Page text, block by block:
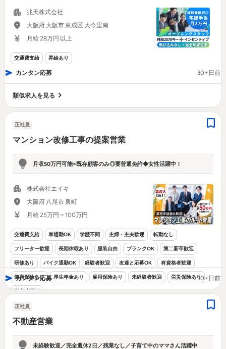
兆天株式会社
大阪府 大阪市 東成区 大今里南
月給 28万円 以上
交通費支給 昇給あり
カンタン応募 30+日前
類似求人を見る
正社員
マンション改修工事の提案営業
月収50万円可能×既存顧客のみ◎要普通免許◆女性活躍中！
株式会社エイキ
大阪府 八尾市 泉町
月給 25万円 ~ 100万円
交通費支給 車通勤OK 学歴不問 主婦・主夫歓迎 転勤なし
フリーター歓迎 長期休暇あり 服装自由 ブランクOK 第二新卒歓迎
研修あり バイク通勤OK 経験者歓迎 友達と応募OK 有資格者歓迎
健康保険あり 厚生年金あり 雇用保険あり 未経験者歓迎 労災保険あり
固定時間制
カンタン応募 30+日前
正社員
不動産営業
未経験歓迎／完全週休2日／残業なし／子育て中のママさん活躍中